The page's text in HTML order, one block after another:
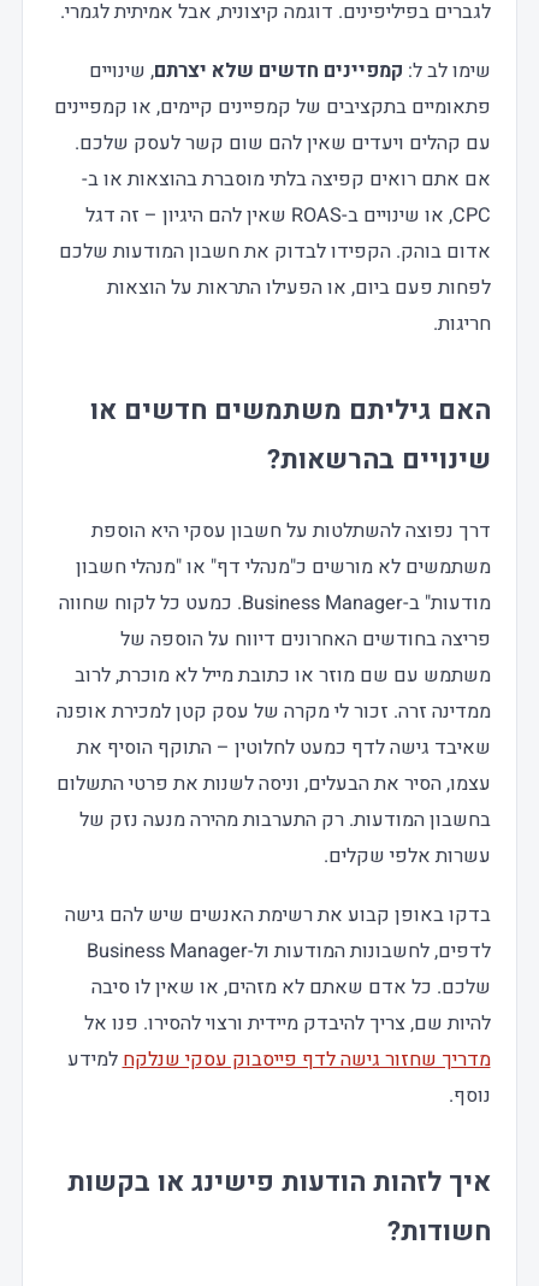
לגברים בפיליפינים. דוגמה קיצונית, אבל אמיתית לגמרי.
שימו לב ל: קמפיינים חדשים שלא יצרתם, שינויים
פתאומיים בתקציבים של קמפיינים קיימים, או קמפיינים
עם קהלים ויעדים שאין להם שום קשר לעסק שלכם.
אם אתם רואים קפיצה בלתי מוסברת בהוצאות או ב-
CPC, או שינויים ב-ROAS שאין להם היגיון – זה דגל
אדום בוהק. הקפידו לבדוק את חשבון המודעות שלכם
לפחות פעם ביום, או הפעילו התראות על הוצאות
חריגות.
האם גיליתם משתמשים חדשים או
שינויים בהרשאות?
דרך נפוצה להשתלטות על חשבון עסקי היא הוספת
משתמשים לא מורשים כ"מנהלי דף" או "מנהלי חשבון
מודעות" ב-Business Manager. כמעט כל לקוח שחווה
פריצה בחודשים האחרונים דיווח על הוספה של
משתמש עם שם מוזר או כתובת מייל לא מוכרת, לרוב
ממדינה זרה. זכור לי מקרה של עסק קטן למכירת אופנה
שאיבד גישה לדף כמעט לחלוטין – התוקף הוסיף את
עצמו, הסיר את הבעלים, וניסה לשנות את פרטי התשלום
בחשבון המודעות. רק התערבות מהירה מנעה נזק של
עשרות אלפי שקלים.
בדקו באופן קבוע את רשימת האנשים שיש להם גישה
לדפים, לחשבונות המודעות ול-Business Manager
שלכם. כל אדם שאתם לא מזהים, או שאין לו סיבה
להיות שם, צריך להיבדק מיידית ורצוי להסירו. פנו אל
מדריך שחזור גישה לדף פייסבוק עסקי שנלקח למידע
נוסף.
איך לזהות הודעות פישינג או בקשות
חשודות?